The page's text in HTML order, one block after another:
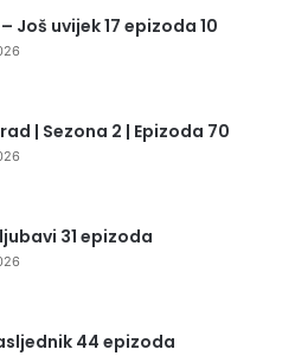
Još uvijek 17 epizoda 10
| Sezona 2 | Epizoda 70
31 epizoda
44 epizoda